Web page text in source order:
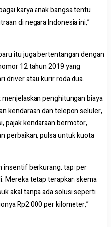
karya anak bangsa tentu
di negara Indonesia ini,”
itu juga bertentangan dengan
12 tahun 2019 yang
driver atau kurir roda dua.
penghitungan biaya
kendaraan dan telepon seluler,
pajak kendaraan bermotor,
perbaikan, pulsa untuk kuota
insentif berkurang, tapi per
Mereka tetap terapkan skema
akal tanpa ada solusi seperti
Rp2.000 per kilometer,”